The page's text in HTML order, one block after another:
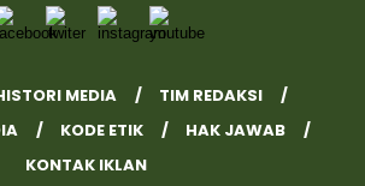
MEDIA
TIM REDAKSI
KODE ETIK
HAK JAWAB
KONTAK IKLAN